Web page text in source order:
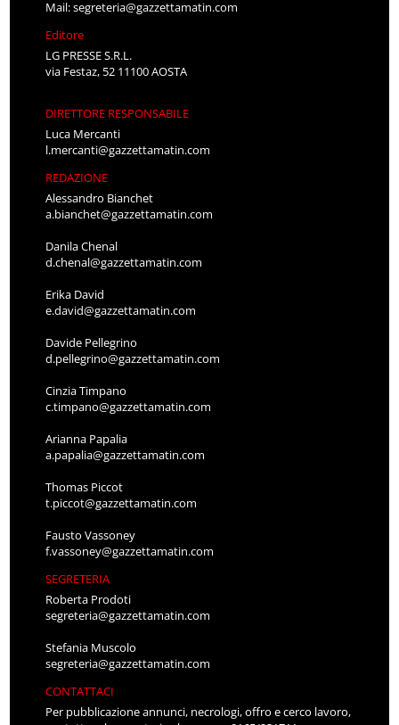
Mail:segreteria@gazzettamatin.com
Editore
LG PRESSE S.R.L.
via Festaz, 52 11100 AOSTA
DIRETTORE RESPONSABILE
Luca Mercanti
l.mercanti@gazzettamatin.com
REDAZIONE
Alessandro Bianchet
a.bianchet@gazzettamatin.com
Danila Chenal
d.chenal@gazzettamatin.com
Erika David
e.david@gazzettamatin.com
Davide Pellegrino
d.pellegrino@gazzettamatin.com
Cinzia Timpano
c.timpano@gazzettamatin.com
Arianna Papalia
a.papalia@gazzettamatin.com
Thomas Piccot
t.piccot@gazzettamatin.com
Fausto Vassoney
f.vassoney@gazzettamatin.com
SEGRETERIA
Roberta Prodoti
segreteria@gazzettamatin.com
Stefania Muscolo
segreteria@gazzettamatin.com
CONTATTACI
Per pubblicazione annunci, necrologi, offro e cerco lavoro,